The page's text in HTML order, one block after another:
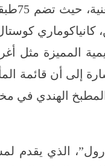
وتقدم
كانياكوماري
المميزة مثل
إلى أن قائمة
الهندي في
الذي يقدم